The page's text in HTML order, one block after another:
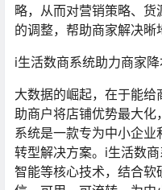
略，从而对营销策略、
的调整，帮助商家解决晰
i生活数商系统助力商家降
大数据的崛起，在于能
助商户将店铺优势最大
系统是一款专为中小企
转型解决方案。i生活数
智能等核心技术，结合